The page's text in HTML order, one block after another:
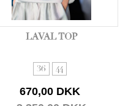
LAVAL TOP
36 44
670,00 DKK